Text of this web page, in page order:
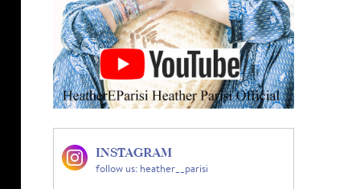
INSTAGRAM
follow us: heather__parisi